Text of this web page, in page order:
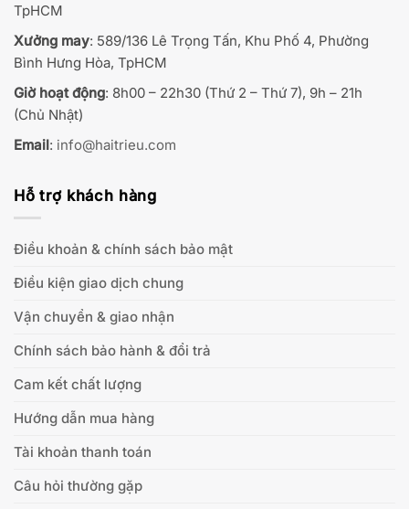
TpHCM
Xưởng may: 589/136 Lê Trọng Tấn, Khu Phố 4, Phường
Bình Hưng Hòa, TpHCM
Giờ hoạt động: 8h00 – 22h30 (Thứ 2 – Thứ 7), 9h – 21h
(Chủ Nhật)
Email: info@haitrieu.com
Hỗ trợ khách hàng
Điều khoản & chính sách bảo mật
Điều kiện giao dịch chung
Vận chuyển & giao nhận
Chính sách bảo hành & đổi trả
Cam kết chất lượng
Hướng dẫn mua hàng
Tài khoản thanh toán
Câu hỏi thường gặp